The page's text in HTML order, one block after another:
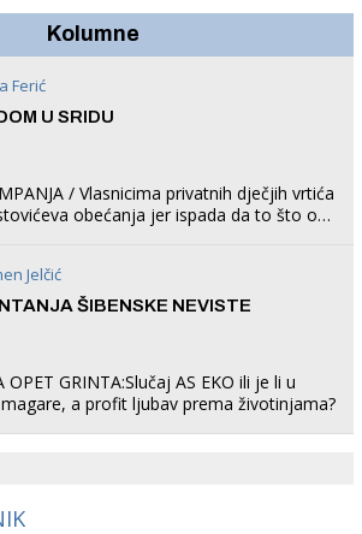
Kolumne
Ferić
U SRIDU
/ Vlasnicima privatnih dječjih vrtića
obećanja jer ispada da to što oni
Jelčić
ŠIBENSKE NEVISTE
OPET GRINTA:Slučaj AS EKO ili je li u
a profit ljubav prema životinjama?